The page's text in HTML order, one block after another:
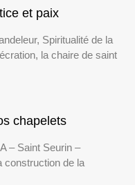
et paix
Spiritualité de la
la chaire de saint
chapelets
– Saint Seurin –
construction de la